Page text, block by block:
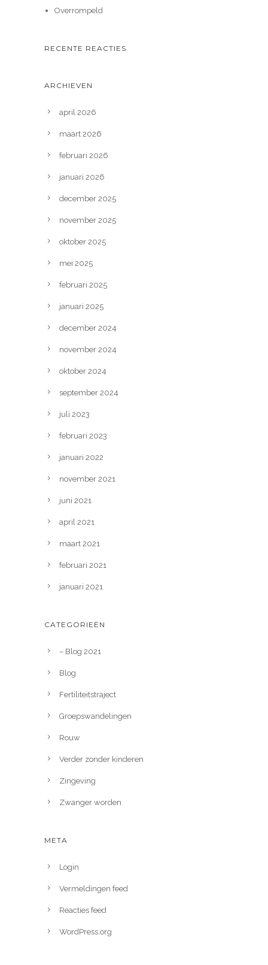
Overrompeld
RECENTE REACTIES
ARCHIEVEN
april 2026
maart 2026
februari 2026
januari 2026
december 2025
november 2025
oktober 2025
mei 2025
februari 2025
januari 2025
december 2024
november 2024
oktober 2024
september 2024
juli 2023
februari 2023
januari 2022
november 2021
juni 2021
april 2021
maart 2021
februari 2021
januari 2021
CATEGORIEËN
– Blog 2021
Blog
Fertiliteitstraject
Groepswandelingen
Rouw
Verder zonder kinderen
Zingeving
Zwanger worden
META
Login
Vermeldingen feed
Reacties feed
WordPress.org